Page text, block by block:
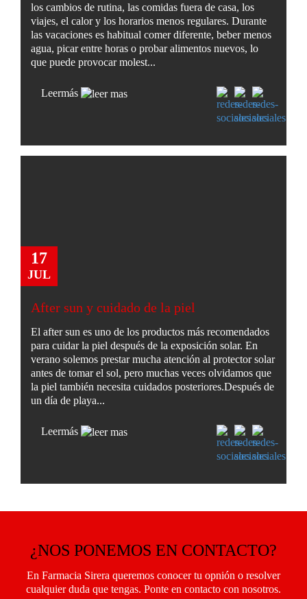
los cambios de rutina, las comidas fuera de casa, los
viajes, el calor y los horarios menos regulares. Durante
las vacaciones es habitual comer diferente, beber menos
agua, picar entre horas o probar alimentos nuevos, lo
que puede provocar molest...
Leermás
17
JUL
After sun y cuidado de la piel
El after sun es uno de los productos más recomendados
para cuidar la piel después de la exposición solar. En
verano solemos prestar mucha atención al protector solar
antes de tomar el sol, pero muchas veces olvidamos que
la piel también necesita cuidados posteriores.Después de
un día de playa...
Leermás
¿NOS PONEMOS EN CONTACTO?
En Farmacia Sirera queremos conocer tu opnión o resolver
cualquier duda que tengas. Ponte en contacto con nosotros.